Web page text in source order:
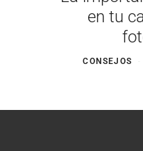
en tu
CONSEJOS